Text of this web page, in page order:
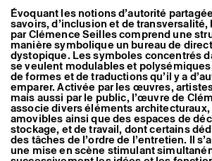
Évoquant les notions d’autorité
savoirs, d’inclusion et de
par Clémence Seilles comprend une
manière symbolique un bureau de
dystopique. Les symboles concentrés
se veulent modulables et
de formes et de traductions qu’il y a
emparer. Activée par les œuvres,
mais aussi par le public, l’œuvre de
associe divers éléments
amovibles ainsi que des espaces de
stockage, et de travail, dont certains
des tâches de l’ordre de l’entretien. Il
une mise en scène stimulant